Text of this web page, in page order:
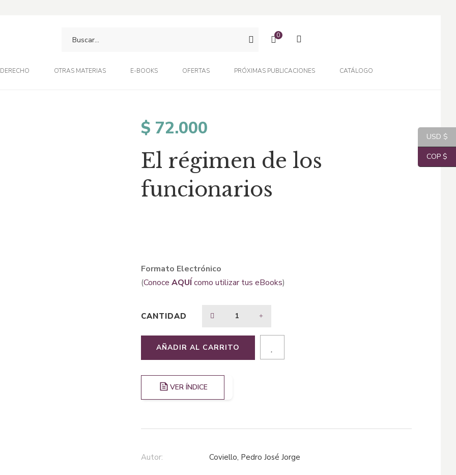
DERECHO OTRAS MATERIAS E-BOOKS OFERTAS PRÓXIMAS PUBLICACIONES CATÁLOGO
0
$ 72.000
El régimen de los
funcionarios
Formato Electrónico
(ConoceAQUÍ como utilizar tus eBooks)
CANTIDAD
AÑADIR AL CARRITO
VER ÍNDICE
Autor: Coviello, Pedro José Jorge
USD $
COP $